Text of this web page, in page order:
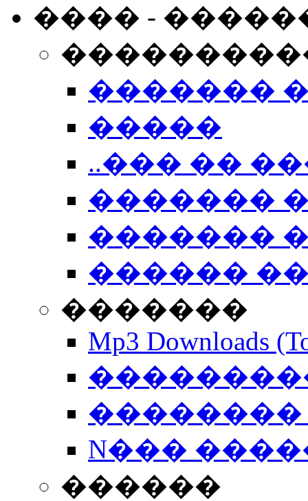
���� -
�������
�����
..��� ��
�������
�������
������
�������
Mp3 Downloads
��������
N���
������